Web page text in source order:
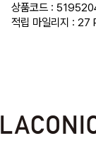
상품코드 :
적립 마일리지 : 27